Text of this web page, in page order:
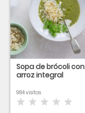
Sopa de brócoli con
arroz integral
984 visitas